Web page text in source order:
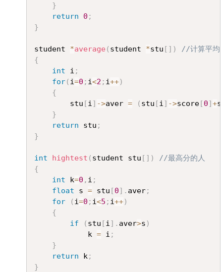
}
return
0 ;
}
student *average( student *stu [ ] )
//计算平均
{
int i ;
for( i=0 ; i<2 ; i++)
{
		stu
[i ] ->aver = ( stu [i ] ->score[0]+
}
return stu ;
}
int hightest ( student stu [ ] )
//最高分的人
{
int k=0 , i ;
float s = stu [0] . aver;
for
( i=0 ; i<5 ; i++)
{
if
( stu [i ] . aver>s )
			k
= i ;
}
return k ;
}